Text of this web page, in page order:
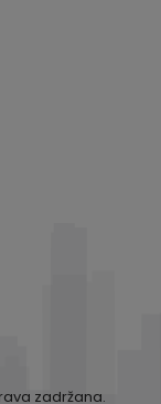
zadržana.